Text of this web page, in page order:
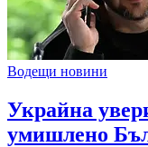
Водещи новини
Украйна
умишлено